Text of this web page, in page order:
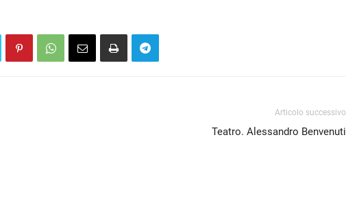
Articolo successivo
Teatro. Alessandro Benvenuti